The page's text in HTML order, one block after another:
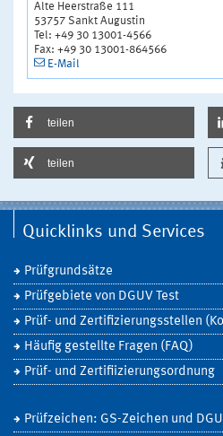
Alte Heerstraße 111
53757 Sankt Augustin
Tel: +49 30 13001-4566
Fax: +49 30 13001-864566
E-Mail
teilen
teilen
Quicklinks und Services
Prüfgrundsätze
Prüfgebiete von DGUV Test
Prüf- und Zertifizierungsstellen
Häufig gestellte Fragen (FAQ)
Prüf- und Zertifiizierungsordnung
Prüfzeichen: GS-Zeichen und